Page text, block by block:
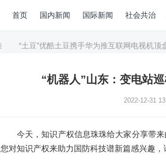
首页 国内新闻 国际新闻 社会共治
“土豆”优酷土豆携手华为推互联网电视机顶盒
“机器人”山东：变电站
2022-12-31
今天，知识产权信息珠珠给大家分享带
您对知识产权来助力国防科技谱新篇感兴趣，